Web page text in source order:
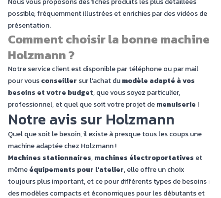
possible, fréquemment illustrées et enrichies par des vidéos de
présentation.
Comment choisir la bonne machine
Holzmann ?
Notre service client estdisponible par téléphone ou par mail
pour vousconseiller sur l'achat dumodèle adapté à vos
besoins et votre budget, que vous soyez particulier,
professionnel, et quel que soit votre projet demenuiserie !
Notre avis sur Holzmann
Quel que soit le besoin, il existe à presque tous les coups une
machine adaptée chez Holzmann !
Machines stationnaires,machines électroportatives et
mêmeéquipements pour l'atelier, elle offre un choix
toujours plus important, et ce pour différents types de besoins :
des modèles compacts et économiques pour les débutants et